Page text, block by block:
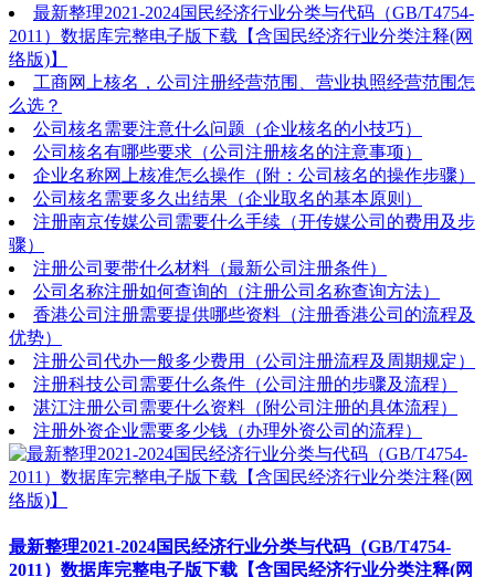
最新整理2021-2024国民经济行业分类与代码（GB/T4754-
2011）数据库完整电子版下载【含国民经济行业分类注释(网
络版)】
工商网上核名，公司注册经营范围、营业执照经营范围怎
么选？
公司核名需要注意什么问题（企业核名的小技巧）
公司核名有哪些要求（公司注册核名的注意事项）
企业名称网上核准怎么操作（附：公司核名的操作步骤）
公司核名需要多久出结果（企业取名的基本原则）
注册南京传媒公司需要什么手续（开传媒公司的费用及步
骤）
注册公司要带什么材料（最新公司注册条件）
公司名称注册如何查询的（注册公司名称查询方法）
香港公司注册需要提供哪些资料（注册香港公司的流程及
优势）
注册公司代办一般多少费用（公司注册流程及周期规定）
注册科技公司需要什么条件（公司注册的步骤及流程）
湛江注册公司需要什么资料（附公司注册的具体流程）
注册外资企业需要多少钱（办理外资公司的流程）
最新整理2021-2024国民经济行业分类与代码（GB/T4754-
2011）数据库完整电子版下载【含国民经济行业分类注释(网